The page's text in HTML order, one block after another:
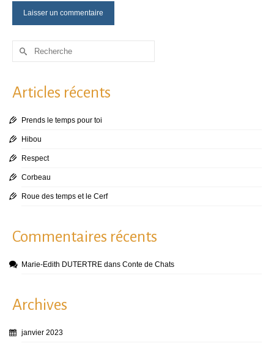
Articles récents
Prends le temps pour toi
Hibou
Respect
Corbeau
Roue des temps et le Cerf
Commentaires récents
Marie-Edith DUTERTRE dans Conte de Chats
Archives
janvier 2023